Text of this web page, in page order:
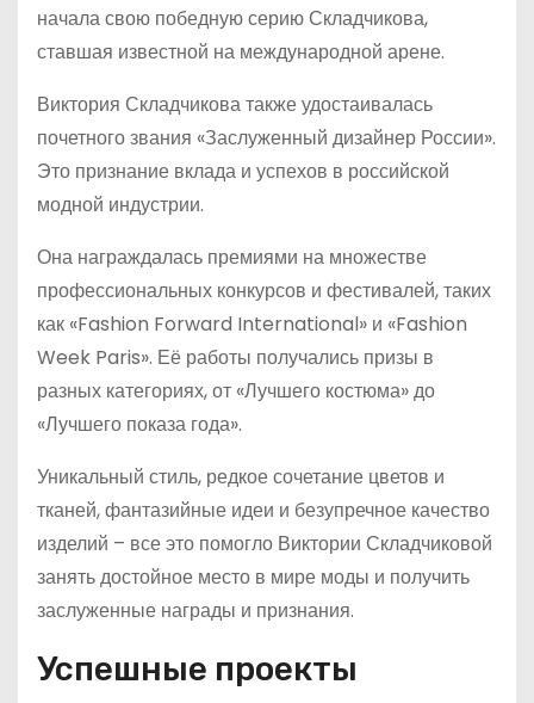
начала свою победную серию Складчикова,
ставшая известной на международной арене.
Виктория Складчикова также удостаивалась
почетного звания «Заслуженный дизайнер России».
Это признание вклада и успехов в российской
модной индустрии.
Она награждалась премиями на множестве
профессиональных конкурсов и фестивалей, таких
как «Fashion Forward International» и «Fashion
Week Paris». Её работы получались призы в
разных категориях, от «Лучшего костюма» до
«Лучшего показа года».
Уникальный стиль, редкое сочетание цветов и
тканей, фантазийные идеи и безупречное качество
изделий – все это помогло Виктории Складчиковой
занять достойное место в мире моды и получить
заслуженные награды и признания.
Успешные проекты